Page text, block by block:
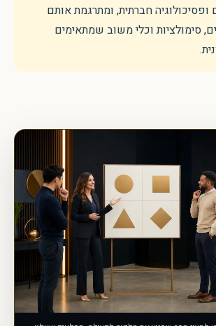
חברתית, ומתרגמת אותם
סימולציות וכלי משוב שמתאימים